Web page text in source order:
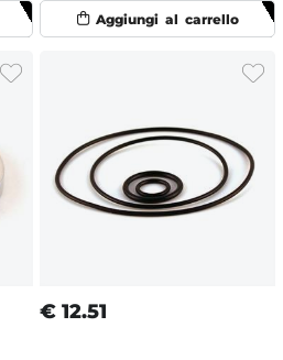
€ 12.51